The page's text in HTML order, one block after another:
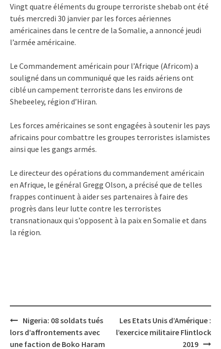
Vingt quatre éléments du groupe terroriste shebab ont été
tués mercredi 30 janvier par les forces aériennes
américaines dans le centre de la Somalie, a annoncé jeudi
l’armée américaine.
Le Commandement américain pour l’Afrique (Africom) a
souligné dans un communiqué que les raids aériens ont
ciblé un campement terroriste dans les environs de
Shebeeley, région d’Hiran.
Les forces américaines se sont engagées à soutenir les pays
africains pour combattre les groupes terroristes islamistes
ainsi que les gangs armés.
Le directeur des opérations du commandement américain
en Afrique, le général Gregg Olson, a précisé que de telles
frappes continuent à aider ses partenaires à faire des
progrès dans leur lutte contre les terroristes
transnationaux qui s’opposent à la paix en Somalie et dans
la région.
Post
navigation
Nigeria: 08 soldats tués
lors d’affrontements avec
une faction de Boko Haram
Les Etats Unis d’Amérique :
l’exercice militaire Flintlock
2019